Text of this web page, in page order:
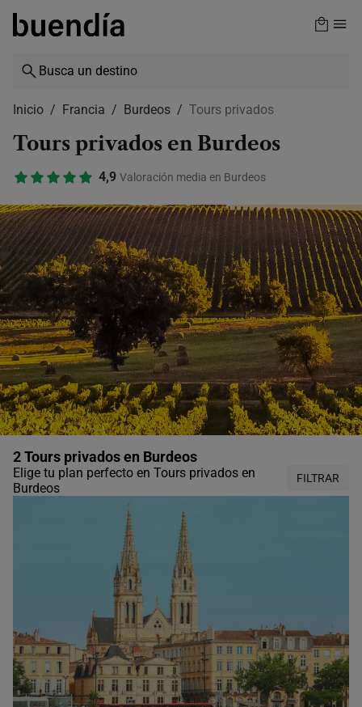
Skip
content
Inicio Francia Burdeos Tours privados
Tours privados en Burdeos
4,9 Valoración media en Burdeos
2 Tours privados en Burdeos
Elige tu plan perfecto en Tours privados en
Burdeos
FILTRAR